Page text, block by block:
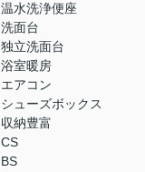
温水洗浄便座
洗面台
独立洗面台
浴室暖房
エアコン
シューズボックス
収納豊富
CS
BS